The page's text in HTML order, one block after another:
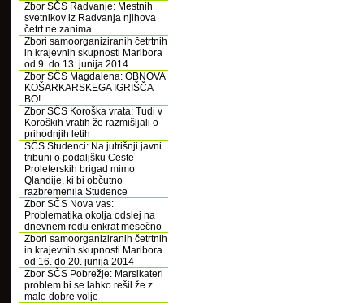
Zbor SČS Radvanje: Mestnih
svetnikov iz Radvanja njihova
četrt ne zanima
Zbori samoorganiziranih četrtnih
in krajevnih skupnosti Maribora
od 9. do 13. junija 2014
Zbor SČS Magdalena: OBNOVA
KOŠARKARSKEGA IGRIŠČA
BO!
Zbor SČS Koroška vrata: Tudi v
Koroških vratih že razmišljali o
prihodnjih letih
SČS Studenci: Na jutrišnji javni
tribuni o podaljšku Ceste
Proleterskih brigad mimo
Qlandije, ki bi občutno
razbremenila Studence
Zbor SČS Nova vas:
Problematika okolja odslej na
dnevnem redu enkrat mesečno
Zbori samoorganiziranih četrtnih
in krajevnih skupnosti Maribora
od 16. do 20. junija 2014
Zbor SČS Pobrežje: Marsikateri
problem bi se lahko rešil že z
malo dobre volje